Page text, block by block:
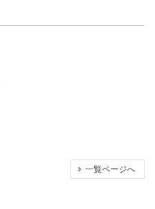
一覧ページへ